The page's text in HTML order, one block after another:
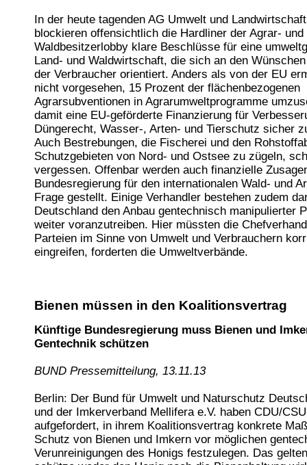
In der heute tagenden AG Umwelt und
blockieren offensichtlich die Hardliner der Agrar- und
Waldbesitzerlobby klare Beschlüsse für eine
Land- und Waldwirtschaft, die sich an den
der Verbraucher orientiert. Anders als von der EU
nicht vorgesehen, 15 Prozent der flächenbezogenen
Agrarsubventionen in Agrarumweltprogramme
damit eine EU-geförderte Finanzierung für
Düngerecht, Wasser-, Arten- und Tierschutz sicher
Auch Bestrebungen, die Fischerei und den
Schutzgebieten von Nord- und Ostsee zu zügeln,
vergessen. Offenbar werden auch finanzielle
Bundesregierung für den internationalen Wald- und
Frage gestellt. Einige Verhandler bestehen zudem
Deutschland den Anbau gentechnisch manipulierter
weiter voranzutreiben. Hier müssten die
Parteien im Sinne von Umwelt und Verbrauchern
eingreifen, forderten die Umweltverbände.
Bienen müssen in den Koalitionsvertrag
Künftige Bundesregierung muss Bienen und
Gentechnik schützen
BUND Pressemitteilung, 13.11.13
Berlin: Der Bund für Umwelt und Naturschutz
und der Imkerverband Mellifera e.V. haben CDU/
aufgefordert, in ihrem Koalitionsvertrag konkrete
Schutz von Bienen und Imkern vor möglichen
Verunreinigungen des Honigs festzulegen. Das